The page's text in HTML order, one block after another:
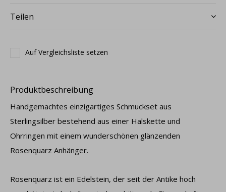
Teilen
Auf Vergleichsliste setzen
Produktbeschreibung
Handgemachtes einzigartiges Schmuckset aus
Sterlingsilber bestehend aus einer Halskette und
Ohrringen mit einem wunderschönen glänzenden
Rosenquarz Anhänger.
Rosenquarz ist ein Edelstein, der seit der Antike hoch